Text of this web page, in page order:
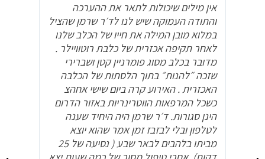
אין מילים שיכולות לתאר את ההערכה
והתודה העמוקה שיש לנו לד׳ר שרמן שהציל
במלוא מובן המילה את חייו של הכלב שלנו
לאחר תקיפה אכזרית של כלבת רוטוויילר .
מדובר בכלב מסוג פומרניין קטן ושברירי
שזכה ״להנות״ בתוך הלסתות של הכלבה
האכזרית . האירוע קרה ביום שישי אחהצ
כשכל המרפאות הווטרינריות באזור הדרום
הינן סגורות. ד׳ר שרמן היה היחיד שענה
לטלפון ובלי לבזבז זמן אמר שהוא יוצא
מביתו בלהבים לבאר שבע ( נסיעה של 25